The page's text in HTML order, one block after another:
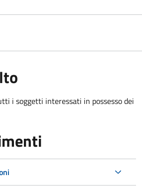
i soggetti interessati in possesso dei